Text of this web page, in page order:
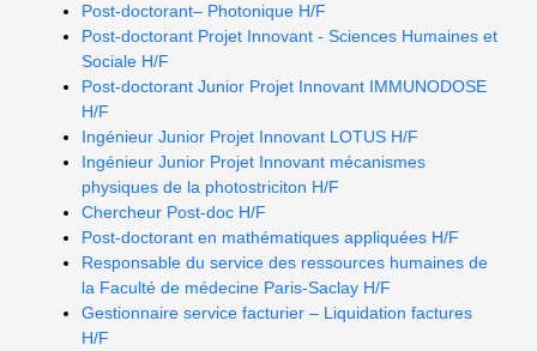
Post-doctorant– Photonique H/F
Post-doctorant Projet Innovant - Sciences Humaines et
Sociale H/F
Post-doctorant Junior Projet Innovant IMMUNODOSE
H/F
Ingénieur Junior Projet Innovant LOTUS H/F
Ingénieur Junior Projet Innovant mécanismes
physiques de la photostriciton H/F
Chercheur Post-doc H/F
Post-doctorant en mathématiques appliquées H/F
Responsable du service des ressources humaines de
la Faculté de médecine Paris-Saclay H/F
Gestionnaire service facturier – Liquidation factures
H/F